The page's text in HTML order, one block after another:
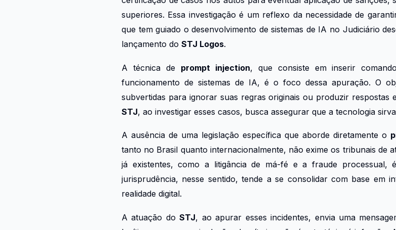
superiores. Essa investigação é um reflexo da necessidade de
que tem guiado o desenvolvimento de sistemas de IA no Judiciário
lançamento do STJ Logos.
A técnica de prompt injection, que consiste em inserir
funcionamento de sistemas de IA, é o foco dessa apuração. O
subvertidas para ignorar suas regras originais ou produzir respostas
STJ, ao investigar esses casos, busca assegurar que a tecnologia
A ausência de uma legislação específica que aborde diretamente o
tanto no Brasil quanto internacionalmente, não exime os tribunais de
já existentes, como a litigância de má-fé e a fraude processual,
jurisprudência, nesse sentido, tende a se consolidar com base em
realidade digital.
A atuação doSTJ, ao apurar esses incidentes, envia uma